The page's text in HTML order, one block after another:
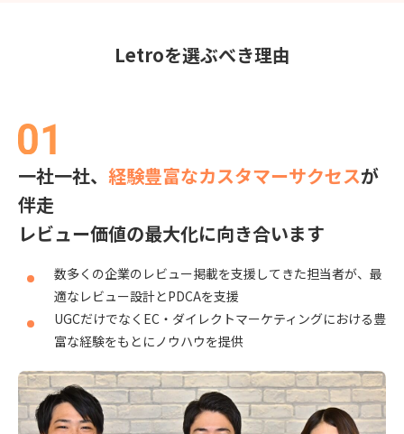
Letroを選ぶべき理由
一社一社、 経験豊富なカスタマーサクセスが
伴走
レビュー価値の最大化に向き合います
数多くの企業のレビュー掲載を支援してきた担当者が、最
適なレビュー設計とPDCAを支援
UGCだけでなくEC・ダイレクトマーケティングにおける豊
富な経験をもとにノウハウを提供